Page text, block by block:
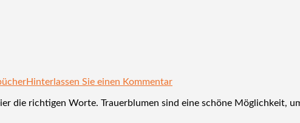
Hinterlassen Sie einen Kommentar
die richtigen Worte. Trauerblumen sind eine schöne Möglichkeit,